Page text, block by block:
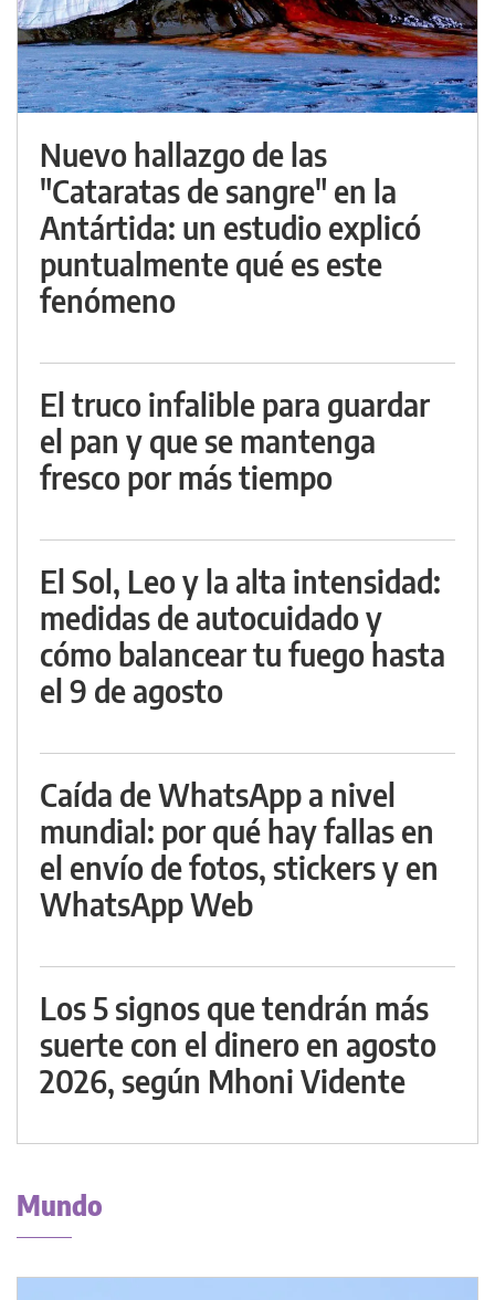
Nuevo hallazgo de las
"Cataratas de sangre" en la
Antártida: un estudio explicó
puntualmente qué es este
fenómeno
El truco infalible para guardar
el pan y que se mantenga
fresco por más tiempo
El Sol, Leo y la alta intensidad:
medidas de autocuidado y
cómo balancear tu fuego hasta
el 9 de agosto
Caída de WhatsApp a nivel
mundial: por qué hay fallas en
el envío de fotos, stickers y en
WhatsApp Web
Los 5 signos que tendrán más
suerte con el dinero en agosto
2026, según Mhoni Vidente
Mundo